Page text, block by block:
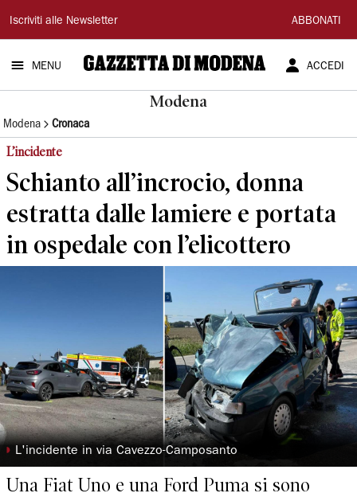
Gazzetta
di
Modena
Iscriviti alle Newsletter ABBONATI
MENU ACCEDI
Modena
Modena Cronaca
L’incidente
Schianto all’incrocio, donna
estratta dalle lamiere e portata
in ospedale con l’elicottero
◗ L'incidente in via Cavezzo-Camposanto
Una Fiat Uno e una Ford Puma si sono